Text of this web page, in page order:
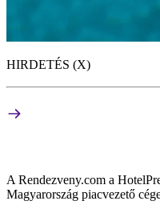
HIRDETÉS (X)
A Rendezveny.com a
Magyarország piacvezető